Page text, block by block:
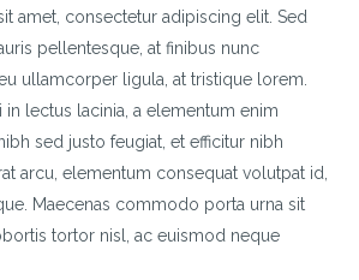
amet, consectetur adipiscing elit. Sed
pellentesque, at finibus nunc
ullamcorper ligula, at tristique lorem.
in lectus lacinia, a elementum enim
sed justo feugiat, et efficitur nibh
arcu, elementum consequat volutpat id,
Maecenas commodo porta urna sit
tortor nisl, ac euismod neque